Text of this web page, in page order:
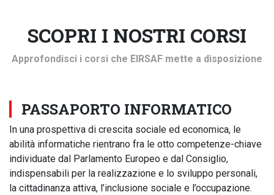
SCOPRI I NOSTRI CORSI
Approfondisci i corsi che EIRSAF mette a disposizione
PASSAPORTO INFORMATICO
In una prospettiva di crescita sociale ed economica, le
abilità informatiche rientrano fra le otto competenze-chiave
individuate dal Parlamento Europeo e dal Consiglio,
indispensabili per la realizzazione e lo sviluppo personali,
la cittadinanza attiva, l’inclusione sociale e l’occupazione.